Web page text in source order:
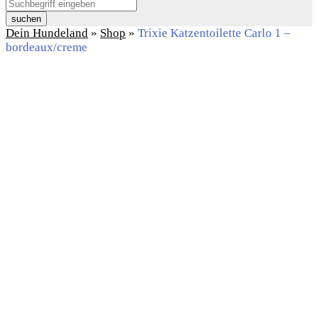
suchen
Dein Hundeland » Shop » Trixie Katzentoilette Carlo 1 –
bordeaux/creme